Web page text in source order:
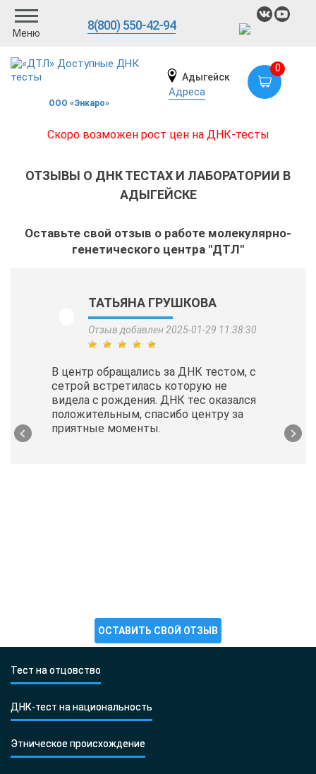
Меню
8(800) 550-42-94
ООО «Энкаро»
Адыгейск
Адреса
0
Скоро возможен рост цен на ДНК-тесты
ОТЗЫВЫ О ДНК ТЕСТАХ И ЛАБОРАТОРИИ В
АДЫГЕЙСКЕ
Оставьте свой отзыв о работе молекулярно-
генетического центра "ДТЛ"
ТАТЬЯНА ГРУШКОВА
Отзыв добавлен 2025-01-29 11:38:30
В центр обращались за ДНК тестом, с
сетрой встретилась которую не
видела с рождения. ДНК тес оказался
положительным, спасибо центру за
приятные моменты.
ОСТАВИТЬ СВОЙ ОТЗЫВ
Тест на отцовство
ДНК-тест на национальность
Этническое происхождение